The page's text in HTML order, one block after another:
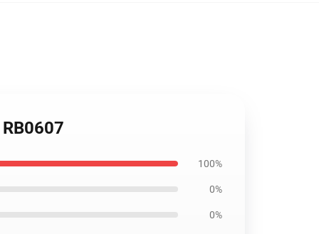
100%
0%
0%